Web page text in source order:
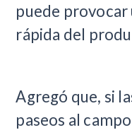
puede provocar
rápida del
Agregó que, si
paseos al